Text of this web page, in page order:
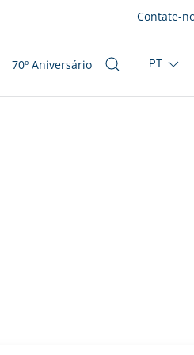
Contate-
70º Aniversário PT